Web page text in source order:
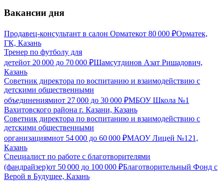
Вакансии дня
Продавец-консультант в салон Орматекот 80 000 ₽Орматек,
ГК, Казань
Тренер по футболу для
детейот 20 000 до 70 000 ₽Шамсутдинов Азат Ришадович,
Казань
Советник директора по воспитанию и взаимодействию с
детскими общественными
объединениямиот 27 000 до 30 000 ₽МБОУ Школа №1
Вахитовского района г. Казани, Казань
Советник директора по воспитанию и взаимодействию с
детскими общественными
организациямиот 54 000 до 60 000 ₽МАОУ Лицей №121,
Казань
Специалист по работе с благотворителями
(фандрайзер)от 50 000 до 100 000 ₽Благотворительный Фонд с
Верой в Будущее, Казань